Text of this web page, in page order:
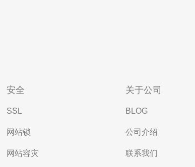
安全
SSL
网站锁
网站容灾
关于公司
BLOG
公司介绍
联系我们